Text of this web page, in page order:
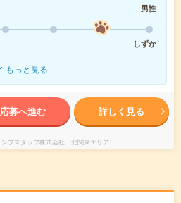
男性
しずか
もっと見る
応募へ進む 詳しく見る
ンプスタッフ株式会社 北関東エリア